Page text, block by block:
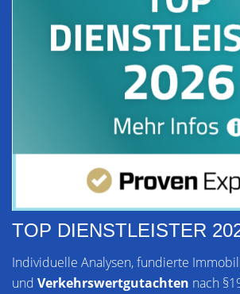
TOP DIENSTLEISTER
Individuelle Analysen, fundierte
und Verkehrswertgutachten nach